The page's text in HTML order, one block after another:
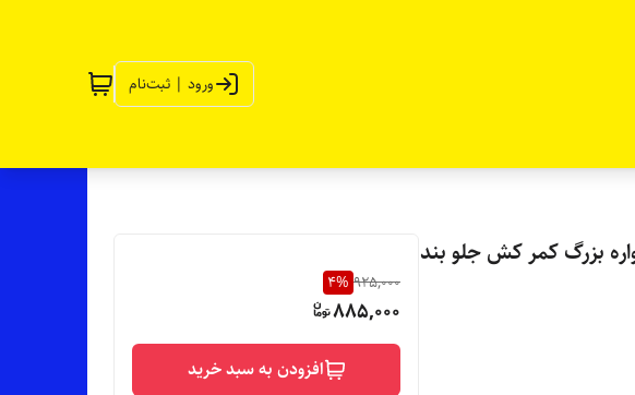
ورود | ثبت‌نام
بزرگ کمر کش جلو بند
925,000
4%
885,000
افزودن به سبد خرید